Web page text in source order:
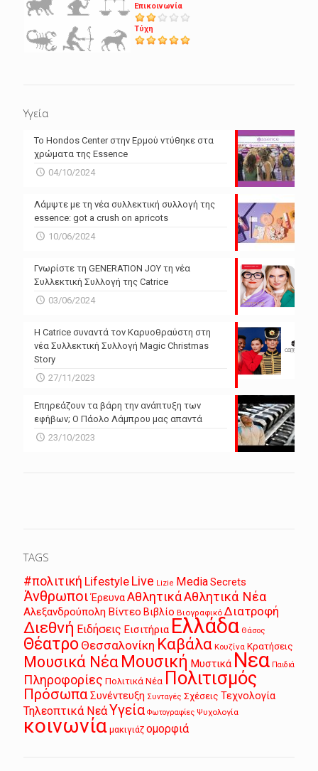
Επικοινωνία
Τύχη
Υγεία
Το Hondos Center στην Ερμού ντύθηκε στα
χρώματα της Essence
04/10/2024
Λάμψτε με τη νέα συλλεκτική συλλογή της
essence: got a crush on apricots
10/06/2024
Γνωρίστε τη GENERATION JOY τη νέα
Συλλεκτική Συλλογή της Catrice
03/06/2024
Η Catrice συναντά τον Καρυοθραύστη στη
νέα Συλλεκτική Συλλογή Magic Christmas
Story
27/11/2023
Επηρεάζουν τα βάρη την ανάπτυξη των
εφήβων; Ο Πάολο Λάμπρου μας απαντά
23/10/2023
TAGS
#πολιτική Lifestyle Live Lizie MediaSecrets
Άνθρωποι ΈρευναΑθλητικάΑθλητικά Νέα
Αλεξανδρούπολη Βίντεο Βιβλίο Βιογραφικό Διατροφή
Διεθνή Ειδήσεις Εισιτήρια Ελλάδα Θάσος
Θέατρο Θεσσαλονίκη Καβάλα Κουζίνα Κρατήσεις
Μουσικά Νέα Μουσική Μυστικά Νεα Παιδιά
Πληροφορίες Πολιτικά Νέα Πολιτισμός
ΠρόσωπαΣυνέντευξη Συνταγές Σχέσεις Τεχνολογία
Τηλεοπτικά ΝεάΥγεία Φωτογραφίες Ψυχολογία
κοινωνία μακιγιάζ ομορφιά